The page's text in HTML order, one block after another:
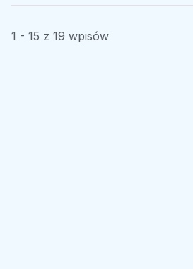
1 - 15 z 19 wpisów